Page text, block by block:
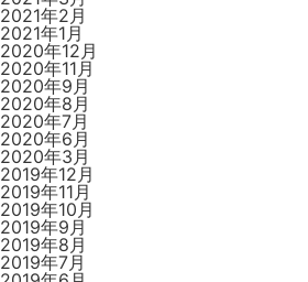
2021年2月
2021年1月
2020年12月
2020年11月
2020年9月
2020年8月
2020年7月
2020年6月
2020年3月
2019年12月
2019年11月
2019年10月
2019年9月
2019年8月
2019年7月